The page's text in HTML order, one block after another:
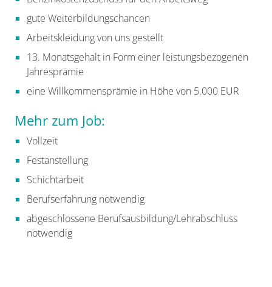
gute Weiterbildungschancen
Arbeitskleidung von uns gestellt
13. Monatsgehalt in Form einer leistungsbezogenen
Jahresprämie
eine Willkommensprämie in Höhe von 5.000 EUR
Mehr zum Job:
Vollzeit
Festanstellung
Schichtarbeit
Berufserfahrung notwendig
abgeschlossene Berufsausbildung/Lehrabschluss
notwendig